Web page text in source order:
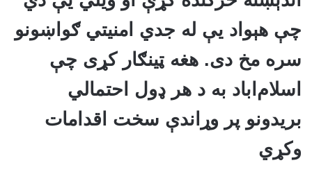
چې هېواد یې له جدي امنیتي ګواښونو
سره مخ دی. هغه ټینګار کړی چې
اسلام‌اباد به د هر ډول احتمالي
بریدونو پر وړاندې سخت اقدامات
وکړي